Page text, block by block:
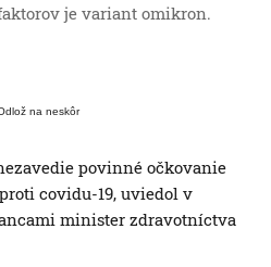
je variant omikron.
na neskôr
povinné očkovanie
covidu-19, uviedol v
minister zdravotníctva